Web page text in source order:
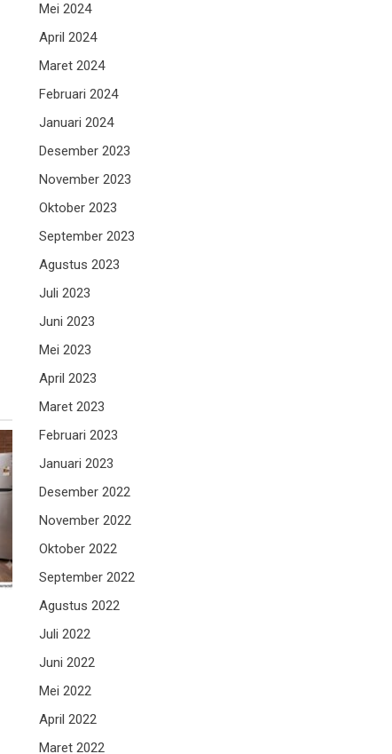
Mei 2024
April 2024
Maret 2024
Februari 2024
Januari 2024
Desember 2023
November 2023
Oktober 2023
September 2023
Agustus 2023
Juli 2023
Juni 2023
Mei 2023
April 2023
Maret 2023
Februari 2023
Januari 2023
Desember 2022
November 2022
Oktober 2022
September 2022
Agustus 2022
Juli 2022
Juni 2022
Mei 2022
April 2022
Maret 2022